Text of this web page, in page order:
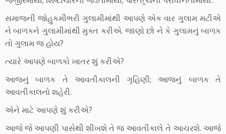
સમાજની જોહુકમીભરી ગુલામીમાંથી આપણે એક વાર ગુલામ મટીએ
ને બાળકને ગુલામીમાંથી મુક્ત કરીએ. જાણો છો ને કે ગુલામનું બાળક
તો ગુલામ જ હોય?
ત્યારે આપણે બાળકો ખાતર શું કરીએ?
આજનું બાળક તે આવતીકાલની ગૃહિણી; આજનું બાળક તે
આવતીકાલનો શહેરી.
એને માટે આપણે શું કરીએ?
આજે જે આપણી પાસેથી શીખશે તે જ આવતીકાલે તે આચરશે. આજે